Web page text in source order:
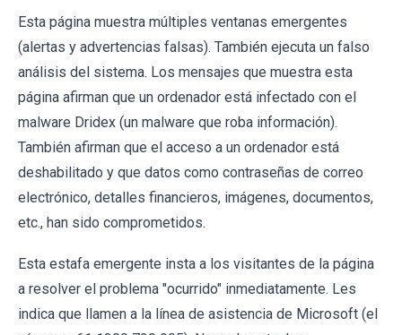
Esta página muestra múltiples ventanas emergentes
(alertas y advertencias falsas). También ejecuta un falso
análisis del sistema. Los mensajes que muestra esta
página afirman que un ordenador está infectado con el
malware Dridex (un malware que roba información).
También afirman que el acceso a un ordenador está
deshabilitado y que datos como contraseñas de correo
electrónico, detalles financieros, imágenes, documentos,
etc., han sido comprometidos.
Esta estafa emergente insta a los visitantes de la página
a resolver el problema "ocurrido" inmediatamente. Les
indica que llamen a la línea de asistencia de Microsoft (el